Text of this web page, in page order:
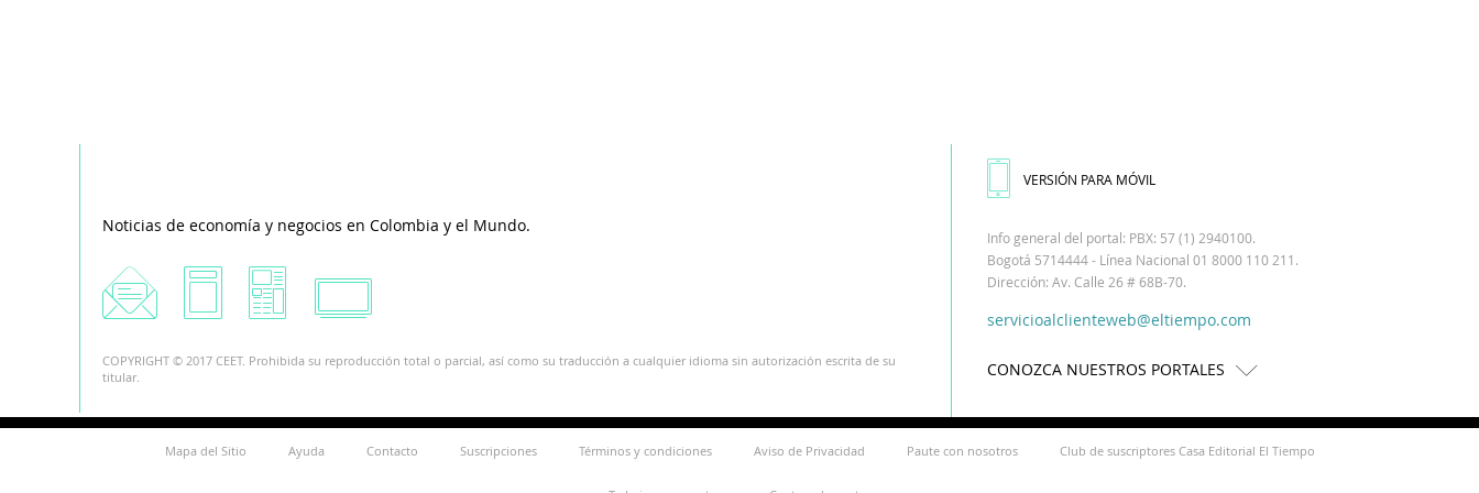
Noticias de economía y negocios en Colombia y el Mundo.
COPYRIGHT © 2017 CEET. Prohibida su reproducción total o parcial, así como su traducción a cualquier idioma sin autorización escrita de su
titular.
VERSIÓN PARA MÓVIL
Info general del portal: PBX: 57 (1) 2940100.
Bogotá 5714444 - Línea Nacional 01 8000 110 211.
Dirección: Av. Calle 26 # 68B-70.
servicioalclienteweb@eltiempo.com
CONOZCA NUESTROS PORTALES
Mapa del Sitio Ayuda Contacto Suscripciones Términos y condiciones Aviso de Privacidad Paute con nosotros Club de suscriptores Casa Editorial El Tiempo